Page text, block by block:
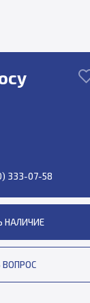
333-07-58
НАЛИЧИЕ
ВОПРОС